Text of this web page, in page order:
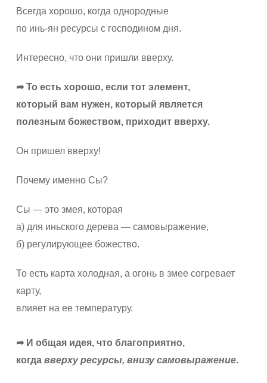
Всегда хорошо, когда однородные
по инь-ян ресурсы с господином дня.
Интересно, что они пришли вверху.
➦ То есть хорошо, если тот элемент,
который вам нужен, который является
полезным божеством, приходит вверху.
Он пришел вверху!
Почему именно Сы?
Сы — это змея, которая
а) для иньского дерева — самовыражение,
б) регулирующее божество.
То есть карта холодная, а огонь в змее согревает
карту,
влияет на ее температуру.
➦ И общая идея, что благоприятно,
когда вверху ресурсы, внизу самовыражение.